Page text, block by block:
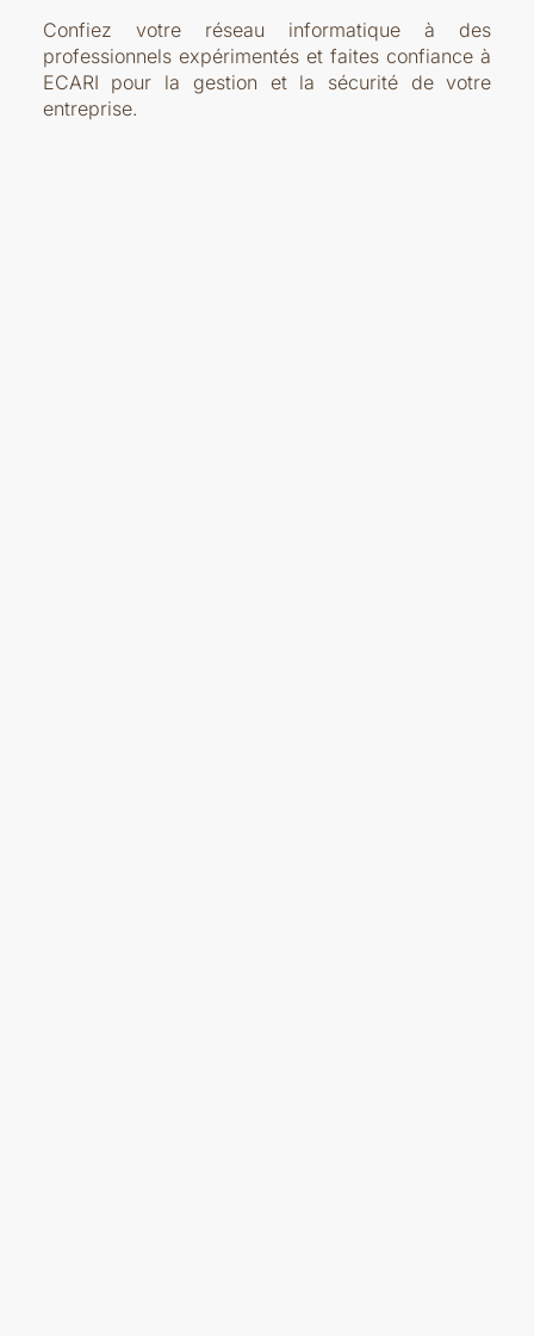
Confiez votre réseau informatique à des
professionnels expérimentés et faites confiance à
ECARI pour la gestion et la sécurité de votre
entreprise.